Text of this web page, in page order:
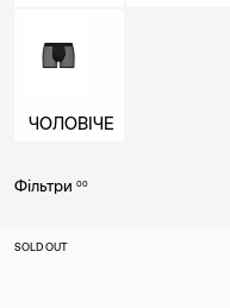
ЧОЛОВІЧЕ
Фільтри 00
SOLD OUT